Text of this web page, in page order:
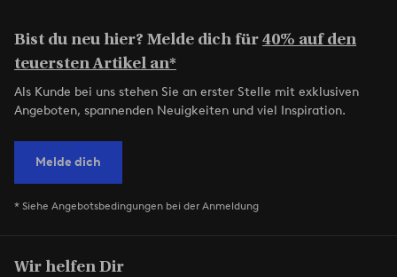
Bist du neu hier? Melde dich für40% auf den
teuersten Artikel an*
Als Kunde bei uns stehen Sie an erster Stelle mit exklusiven
Angeboten, spannenden Neuigkeiten und viel Inspiration.
Melde dich
* Siehe Angebotsbedingungen bei der Anmeldung
Wir helfen Dir